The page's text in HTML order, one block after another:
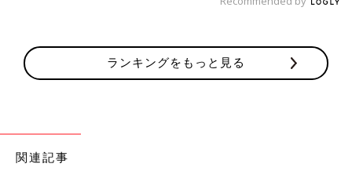
ランキングをもっと見る
関連記事